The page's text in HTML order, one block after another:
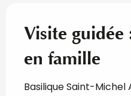
Visite guidée
en famille
Basilique Saint-Michel